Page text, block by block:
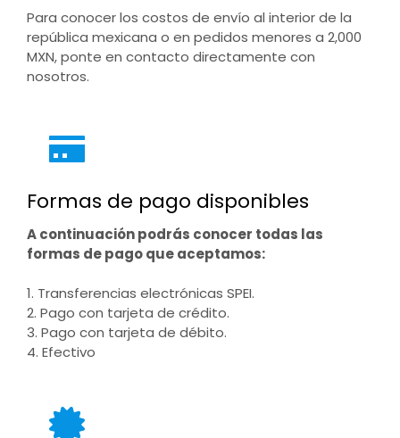
Para conocer los costos de envío al interior de la
república mexicana o en pedidos menores a 2,000
MXN, ponte en contacto directamente con
nosotros.
Formas de pago disponibles
A continuación podrás conocer todas las
formas de pago que aceptamos:
1. Transferencias electrónicas SPEI.
2. Pago con tarjeta de crédito.
3. Pago con tarjeta de débito.
4. Efectivo